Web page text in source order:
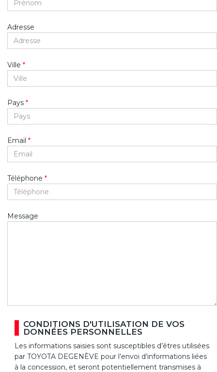
Adresse
Ville *
Pays *
Email *
Téléphone *
Message
CONDITIONS D'UTILISATION DE VOS
DONNÉES PERSONNELLES
Les informations saisies sont susceptibles d’êtres utilisées
par TOYOTA DEGENÈVE pour l’envoi d’informations liées
à la concession, et seront potentiellement transmises à